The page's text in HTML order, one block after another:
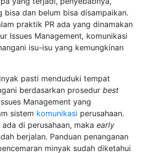
bisa dan belum bisa disampaikan.
praktik PR ada yang dinamakan
Issues Management, komunikasi
isu-isu yang kemungkinan
pasti menduduki tempat
berdasarkan prosedur best
Management yang
sistem komunikasi perusahaan.
di perusahaan, maka early
berjalan. Panduan penanganan
minyak sudah diketahui